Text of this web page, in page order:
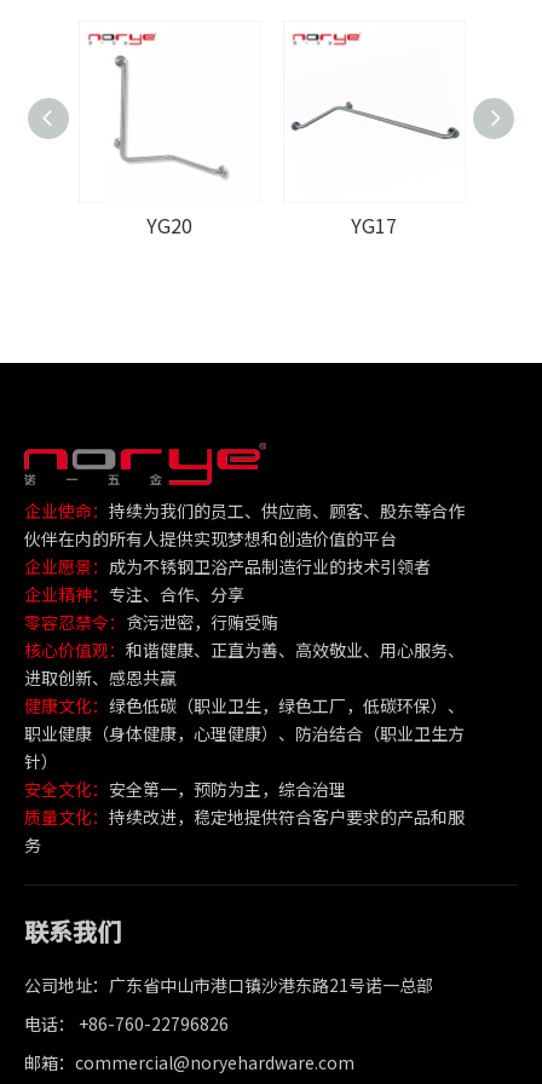
YG20 YG17
企业使命： 持续为我们的员工、供应商、顾客、股东等合作
伙伴在内的所有人提供实现梦想和创造价值的平台
企业愿景： 成为不锈钢卫浴产品制造行业的技术引领者
企业精神： 专注、合作、分享
零容忍禁令： 贪污泄密，行贿受贿
核心价值观： 和谐健康、正直为善、高效敬业、用心服务、
进取创新、感恩共赢
健康文化： 绿色低碳（职业卫生，绿色工厂，低碳环保）、
职业健康（身体健康，心理健康）、防治结合（职业卫生方
针）
安全文化： 安全第一，预防为主，综合治理
质量文化： 持续改进，稳定地提供符合客户要求的产品和服
务
联系我们
公司地址：广东省中山市港口镇沙港东路21号诺一总部
电话： +86-760-22796826
邮箱：commercial@noryehardware.com